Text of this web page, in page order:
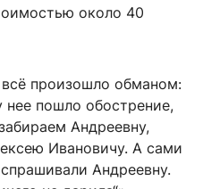
около 40
произошло обманом:
нее пошло обострение,
Андреевну,
Ивановичу. А сами
Андреевну.